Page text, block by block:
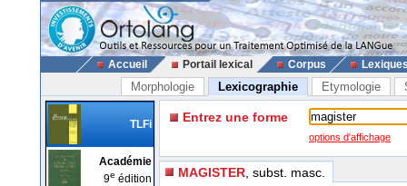
Accueil Portail lexical Corpus
Morphologie Lexicographie Etymologie
TLFi
Académie
9e édition
Entrez une forme
options d'affichage
MAGISTER , subst. masc.